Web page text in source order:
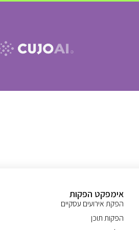
אימפקט הפקות
הפקת אירועים עסקיים
הפקות תוכן